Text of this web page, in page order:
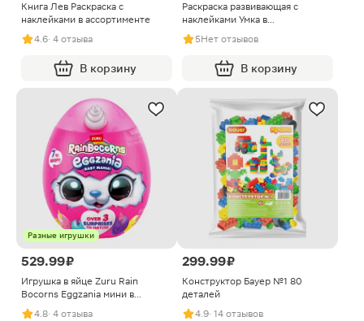
Книга Лев Раскраска с
наклейками в ассортименте
4.6· 4 отзыва
В корзину
Раскраска развивающая с
наклейками Умка в
ассортименте
5Нет отзывов
В корзину
Разные игрушки
529.99 ₽
Игрушка в яйце Zuru Rain
Bocorns Eggzania мини в
ассортименте
4.8· 4 отзыва
299.99 ₽
Конструктор Бауер №1 80
деталей
4.9· 14 отзывов